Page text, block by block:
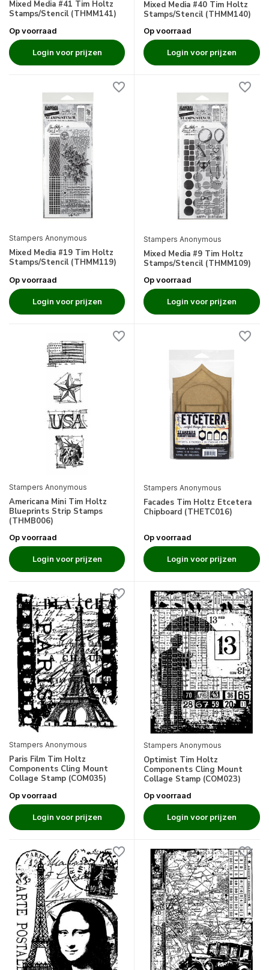
Mixed Media #41 Tim Holtz
Stamps/Stencil (THMM141)
Op voorraad
Login voor prijzen
Mixed Media #40 Tim Holtz
Stamps/Stencil (THMM140)
Op voorraad
Login voor prijzen
Stampers Anonymous
Mixed Media #19 Tim Holtz
Stamps/Stencil (THMM119)
Op voorraad
Login voor prijzen
Stampers Anonymous
Mixed Media #9 Tim Holtz
Stamps/Stencil (THMM109)
Op voorraad
Login voor prijzen
Stampers Anonymous
Americana Mini Tim Holtz
Blueprints Strip Stamps
(THMB006)
Op voorraad
Login voor prijzen
Stampers Anonymous
Facades Tim Holtz Etcetera
Chipboard (THETC016)
Op voorraad
Login voor prijzen
Stampers Anonymous
Paris Film Tim Holtz
Components Cling Mount
Collage Stamp (COM035)
Op voorraad
Login voor prijzen
Stampers Anonymous
Optimist Tim Holtz
Components Cling Mount
Collage Stamp (COM023)
Op voorraad
Login voor prijzen